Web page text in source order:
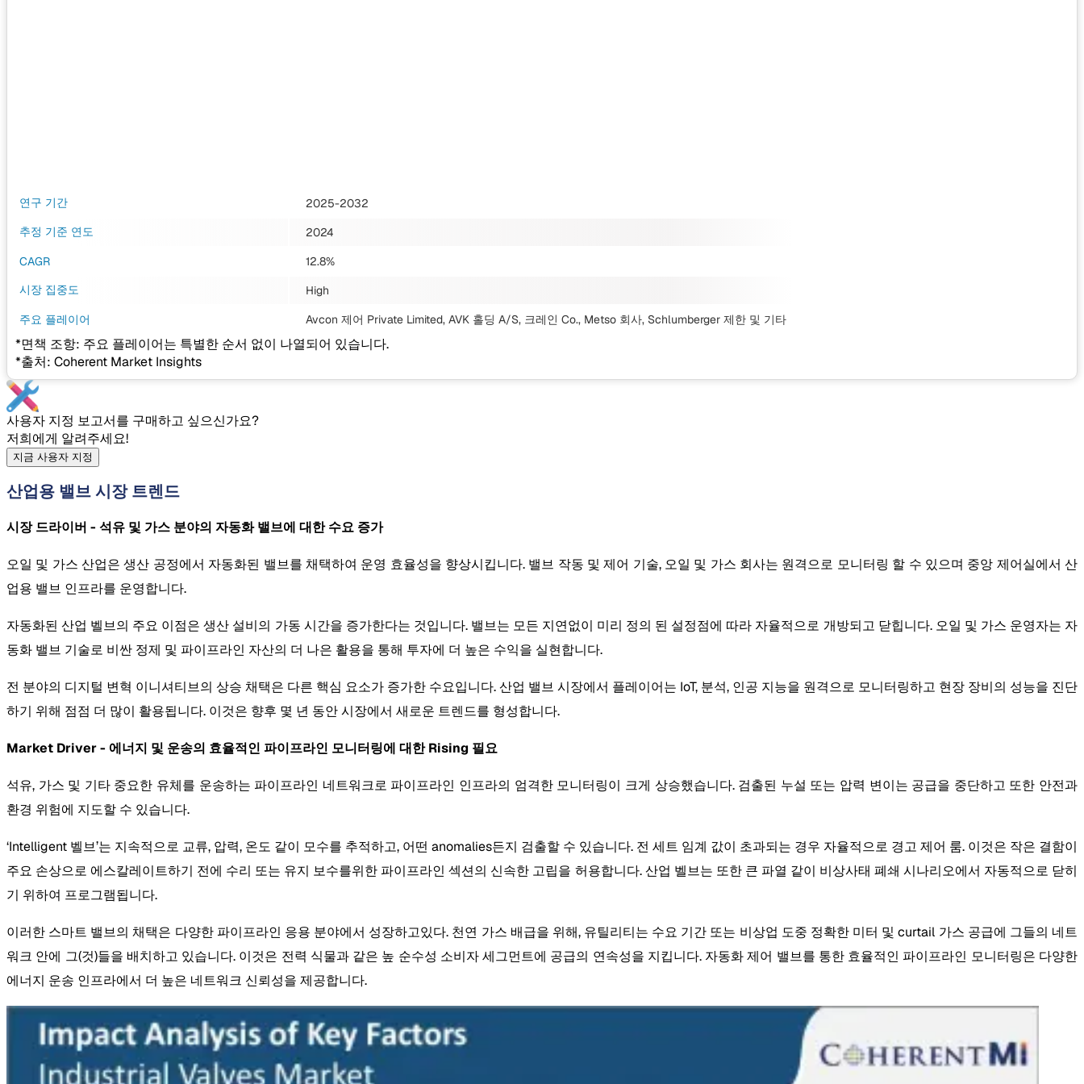
연구 기간
2025-2032
추정 기준 연도
2024
CAGR
12.8%
시장 집중도
High
주요 플레이어
Avcon 제어 Private Limited, AVK 홀딩 A/S, 크레인 Co., Metso 회사, Schlumberger 제한 및 기타
*면책 조항: 주요 플레이어는 특별한 순서 없이 나열되어 있습니다.
*출처: Coherent Market Insights
사용자 지정 보고서를 구매하고 싶으신가요?
저희에게 알려주세요!
지금 사용자 지정
산업용 밸브 시장 트렌드
시장 드라이버 - 석유 및 가스 분야의 자동화 밸브에 대한 수요 증가
오일 및 가스 산업은 생산 공정에서 자동화된 밸브를 채택하여 운영 효율성을 향상시킵니다. 밸브 작동 및 제어 기술, 오일 및 가스 회사는 원격으로 모니터링 할 수 있으며 중앙 제어실에서 산
업용 밸브 인프라를 운영합니다.
자동화된 산업 벨브의 주요 이점은 생산 설비의 가동 시간을 증가한다는 것입니다. 밸브는 모든 지연없이 미리 정의 된 설정점에 따라 자율적으로 개방되고 닫힙니다. 오일 및 가스 운영자는 자
동화 밸브 기술로 비싼 정제 및 파이프라인 자산의 더 나은 활용을 통해 투자에 더 높은 수익을 실현합니다.
전 분야의 디지털 변혁 이니셔티브의 상승 채택은 다른 핵심 요소가 증가한 수요입니다. 산업 밸브 시장에서 플레이어는 IoT, 분석, 인공 지능을 원격으로 모니터링하고 현장 장비의 성능을 진단
하기 위해 점점 더 많이 활용됩니다. 이것은 향후 몇 년 동안 시장에서 새로운 트렌드를 형성합니다.
Market Driver - 에너지 및 운송의 효율적인 파이프라인 모니터링에 대한 Rising 필요
석유, 가스 및 기타 중요한 유체를 운송하는 파이프라인 네트워크로 파이프라인 인프라의 엄격한 모니터링이 크게 상승했습니다. 검출된 누설 또는 압력 변이는 공급을 중단하고 또한 안전과
환경 위험에 지도할 수 있습니다.
‘Intelligent 벨브’는 지속적으로 교류, 압력, 온도 같이 모수를 추적하고, 어떤 anomalies든지 검출할 수 있습니다. 전 세트 임계 값이 초과되는 경우 자율적으로 경고 제어 룸. 이것은 작은 결함이
주요 손상으로 에스칼레이트하기 전에 수리 또는 유지 보수를위한 파이프라인 섹션의 신속한 고립을 허용합니다. 산업 벨브는 또한 큰 파열 같이 비상사태 폐쇄 시나리오에서 자동적으로 닫히
기 위하여 프로그램됩니다.
이러한 스마트 밸브의 채택은 다양한 파이프라인 응용 분야에서 성장하고있다. 천연 가스 배급을 위해, 유틸리티는 수요 기간 또는 비상업 도중 정확한 미터 및 curtail 가스 공급에 그들의 네트
워크 안에 그(것)들을 배치하고 있습니다. 이것은 전력 식물과 같은 높 순수성 소비자 세그먼트에 공급의 연속성을 지킵니다. 자동화 제어 밸브를 통한 효율적인 파이프라인 모니터링은 다양한
에너지 운송 인프라에서 더 높은 네트워크 신뢰성을 제공합니다.